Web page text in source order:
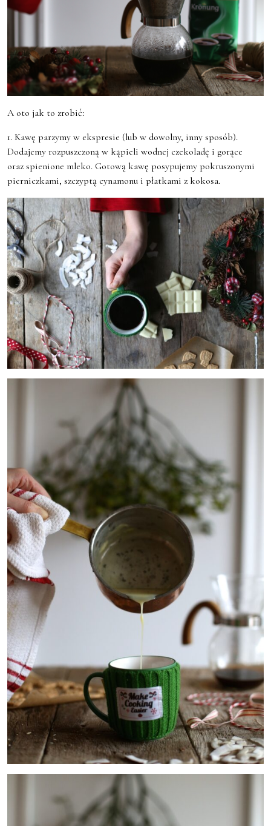
A oto jak to zrobić:
1. Kawę parzymy w ekspresie (lub w dowolny, inny sposób).
Dodajemy rozpuszczoną w kąpieli wodnej czekoladę i gorące
oraz spienione mleko. Gotową kawę posypujemy pokruszonymi
pierniczkami, szczyptą cynamonu i płatkami z kokosa.